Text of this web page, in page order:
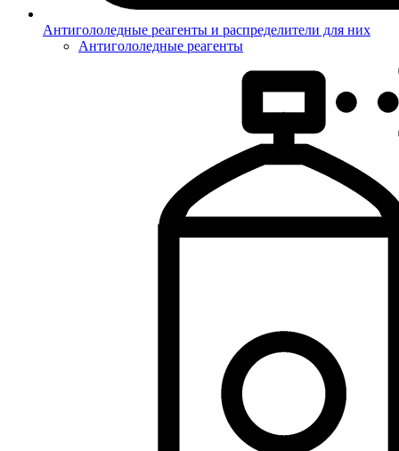
Антигололедные реагенты и распределители для них
Антигололедные реагенты